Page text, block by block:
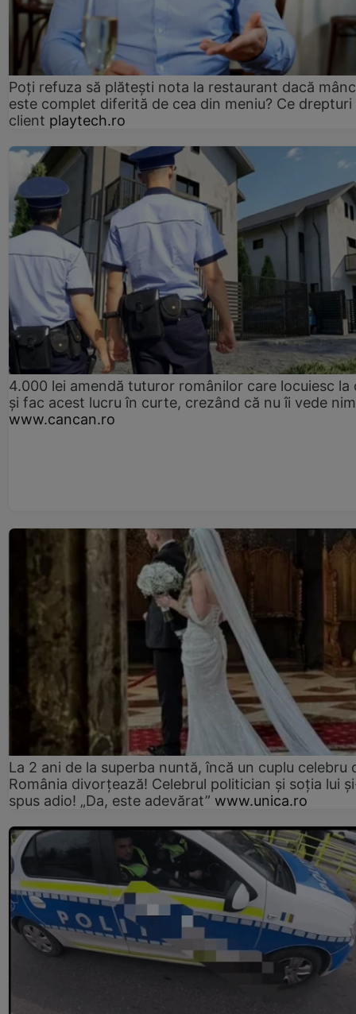
Poți refuza să plătești nota la restaurant dacă
este complet diferită de cea din meniu? Ce drepturi
client playtech.ro
4.000 lei amendă tuturor românilor care locuiesc la
și fac acest lucru în curte, crezând că nu îi vede
www.cancan.ro
La 2 ani de la superba nuntă, încă un cuplu celebru
România divorțează! Celebrul politician și soția lui
spus adio! „Da, este adevărat” www.unica.ro